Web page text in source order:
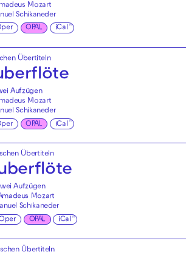
Mozart
Schikaneder
OPAL iCal
Übertiteln
Aufzügen
Mozart
Schikaneder
OPAL iCal
Übertiteln
Aufzügen
Mozart
Schikaneder
OPAL iCal
Übertiteln